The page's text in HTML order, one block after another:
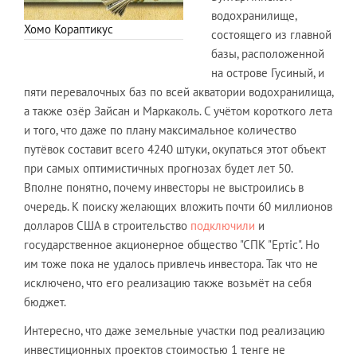
Хомо Кораптикус
водохранилище,
состоящего из главной
базы, расположенной
на острове Гусиный, и
пяти перевалочных баз по всей акватории водохранилища,
а также озёр Зайсан и Маркаколь. С учётом короткого лета
и того, что даже по плану максимальное количество
путёвок составит всего 4240 штуки, окупаться этот объект
при самых оптимистичных прогнозах будет лет 50.
Вполне понятно, почему инвесторы не выстроились в
очередь. К поиску желающих вложить почти 60 миллионов
долларов США в строительство подключили и
государственное акционерное общество "СПК "Ертіс". Но
им тоже пока не удалось привлечь инвестора. Так что не
исключено, что его реализацию также возьмёт на себя
бюджет.
Интересно, что даже земельные участки под реализацию
инвестиционных проектов стоимостью 1 тенге не